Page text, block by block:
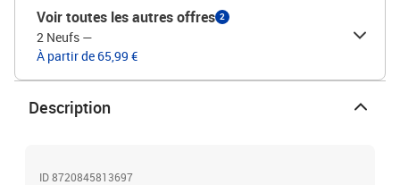
nœuds et des imperfections que nous remplissons avec des
garnitures noires pour garantir un aspect lisse.Couleur : marron
clairMatériau : bois de chêne massif avec une finition
vernieDimensions totales : 60 x 40 x (2-4)cm (L x l x é)Capacité de
charge maximale : 20 kgCaractéristiques de bord vivant
Voir toutes les autres offres 2
2 Neufs —
À partir de 65,99 €
Description
ID 8720845813697